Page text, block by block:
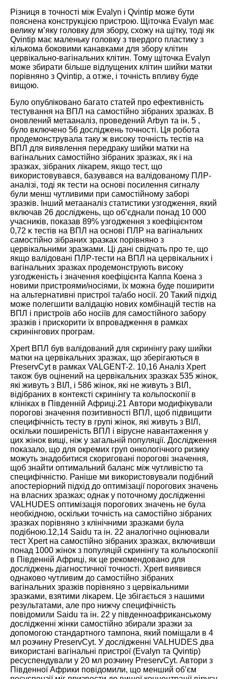
Різниця в точності між Evalyn і Qvintip може бути
пояснена конструкцією пристрою. Щіточка Evalyn має
велику м’яку головку для збору, схожу на щітку, тоді як
Qvintip має маленьку головку з твердого пластику з
кількома боковими канавками для збору клітин
цервікально-вагінальних клітин. Тому щіточка Evalyn
може збирати більше відлущених клітин шийки матки
порівняно з Qvintip, а отже, і точність впливу буде
вищою.
Було опубліковано багато статей про ефективність
тестування на ВПЛ на самостійно зібраних зразках. В
оновлений метааналіз, проведений Arbyn та ін. 5 ,
було включено 56 досліджень точності. Ця робота
продемонструвала таку ж високу точність тестів на
ВПЛ для виявлення передраку шийки матки на
вагінальних самостійно зібраних зразках, як і на
зразках, зібраних лікарем, якщо тест, що
використовувався, базувався на валідованому ПЛР-
аналізі, тоді як тести на основі посилення сигналу
були менш чутливими при самостійному заборі
зразків. Інший метааналіз статистики узгодження, який
включав 26 досліджень, що об’єднали понад 10 000
учасників, показав 89% узгодження з коефіцієнтом
0,72 κ тестів на ВПЛ на основі ПЛР на вагінальних
самостійно зібраних зразках порівняно з
цервікальними зразками. Ці дані свідчать про те, що
якщо валідовані ПЛР-тести на ВПЛ на цервікальних і
вагінальних зразках продемонструють високу
узгодженість і значення коефіцієнта Каппа Коена з
новими пристроями/носіями, їх можна буде поширити
на альтернативні пристрої та/або носії. 20 Такий підхід
може полегшити валідацію нових комбінацій тестів на
ВПЛ і пристроїв або носіїв для самостійного забору
зразків і прискорити їх впровадження в рамках
скринінгових програм.
Xpert ВПЛ був валідований для скринінгу раку шийки
матки на цервікальних зразках, що зберігаються в
PreservCyt в рамках VALGENT-2. 10,16 Аналіз Xpert
також був оцінений на цервікальних зразках 535 жінок,
які живуть з ВІЛ, і 586 жінок, які не живуть з ВІЛ,
відібраних в контексті скринінгу та кольпоскопії в
клініках в Південній Африці.21 Автори модифікували
порогові значення позитивності ВПЛ, щоб підвищити
специфічність тесту в групі жінок, які живуть з ВІЛ,
оскільки поширеність ВПЛ і вірусне навантаження у
цих жінок вищі, ніж у загальній популяції. Дослідження
показало, що для окремих груп онкологічного ризику
можуть знадобитися скориговані порогові значення,
щоб знайти оптимальний баланс між чутливістю та
специфічністю. Раніше ми використовували подібний
апостеріорний підхід до оптимізації порогових значень
на власних зразках; однак у поточному дослідженні
VALHUDES оптимізація порогових значень не була
необхідною, оскільки точність на самостійно зібраних
зразках порівняно з клінічними зразками була
подібною.12,14 Saidu та ін. 22 аналогічно оцінювали
тест Xpert на самостійно зібраних зразках, включивши
понад 1000 жінок з популяцій скринінгу та кольпоскопії
в Південній Африці, як це рекомендовано для
досліджень діагностичної точності. Xpert виявився
однаково чутливим до самостійно зібраних
вагінальних зразків порівняно з цервікальними
зразками, взятими лікарем. Це збігається з нашими
результатами, але про нижчу специфічність
повідомили Saidu та ін. 22 у південноафриканському
дослідженні жінки самостійно збирали зразки за
допомогою стандартного тампона, який поміщали в 4
мл розчину PreservCyt. У дослідженні VALHUDES два
використані вагінальні пристрої (Evalyn та Qvintip)
ресуспендували у 20 мл розчину PreservCyt. Автори з
Південної Африки повідомили, що менший об’єм